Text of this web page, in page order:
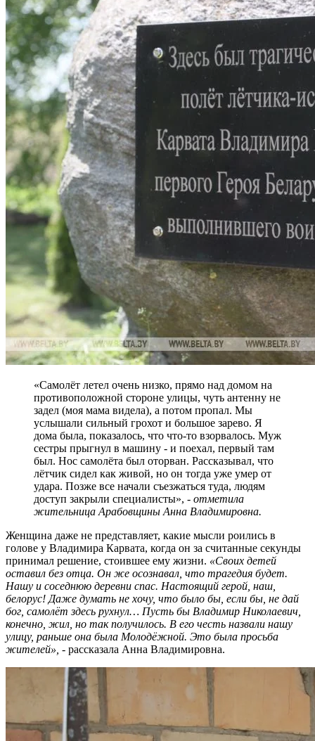
«Самолёт летел очень низко, прямо над домом на
противоположной стороне улицы, чуть антенну не
задел (моя мама видела), а потом пропал. Мы
услышали сильный грохот и большое зарево. Я
дома была, показалось, что что-то взорвалось. Муж
сестры прыгнул в машину - и поехал, первый там
был. Нос самолёта был оторван. Рассказывал, что
лётчик сидел как живой, но он тогда уже умер от
удара. Позже все начали съезжаться туда, людям
доступ закрыли специалисты», - отметила
жительница Арабовщины Анна Владимировна.
Женщина даже не представляет, какие мысли роились в
голове у Владимира Карвата, когда он за считанные секунды
принимал решение, стоившее ему жизни. «Своих детей
оставил без отца. Он же осознавал, что трагедия будет.
Нашу и соседнюю деревни спас. Настоящий герой, наш,
белорус! Даже думать не хочу, что было бы, если бы, не дай
бог, самолёт здесь рухнул… Пусть бы Владимир Николаевич,
конечно, жил, но так получилось. В его честь назвали нашу
улицу, раньше она была Молодёжной. Это была просьба
жителей», - рассказала Анна Владимировна.